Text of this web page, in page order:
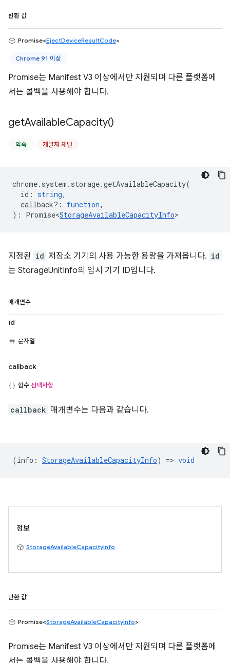
반환 값
Promise<EjectDeviceResultCode>
Chrome 91 이상
Promise는 Manifest V3 이상에서만 지원되며 다른 플랫폼에
서는 콜백을 사용해야 합니다.
getAvailableCapacity()
약속 개발자 채널
chrome. system . storage.getAvailableCapacity(
id : string,
callback? : function,
) : Promise<StorageAvailableCapacityInfo>
지정된 id 저장소 기기의 사용 가능한 용량을 가져옵니다. id
는 StorageUnitInfo의 임시 기기 ID입니다.
매개변수
id
문자열
callback
함수 선택사항
callback 매개변수는 다음과 같습니다.
(info : StorageAvailableCapacityInfo) => void
정보
StorageAvailableCapacityInfo
반환 값
Promise<StorageAvailableCapacityInfo>
Promise는 Manifest V3 이상에서만 지원되며 다른 플랫폼에
서는 콜백을 사용해야 합니다.